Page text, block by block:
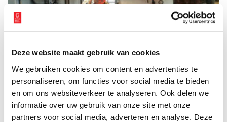
Deze website maakt gebruik van cookies
We gebruiken cookies om content en advertenties te
personaliseren, om functies voor social media te bieden
en om ons websiteverkeer te analyseren. Ook delen we
informatie over uw gebruik van onze site met onze
partners voor social media, adverteren en analyse. Deze
Per 1 april gaan de musea die in wintersluiting zijn geweest
weer open! Dat geldt ook voor de Oudheidkamer, die als
vanouds van april t/m oktober te bezoeken is. Voor het knusse
museum in het centrum van Den Burg is versterking van de
vrijwilligersploeg heel welkom. Voor Museum Kaap Skil is een
vrijwillige smid een grote wens. Wie biedt zich aan?
1 min